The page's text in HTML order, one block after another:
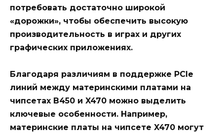
потребовать достаточно широкой
«дорожки», чтобы обеспечить высокую
производительность в играх и других
графических приложениях.
Благодаря различиям в поддержке PCIe
линий между материнскими платами на
чипсетах B450 и X470 можно выделить
ключевые особенности. Например,
материнские платы на чипсете X470 могут